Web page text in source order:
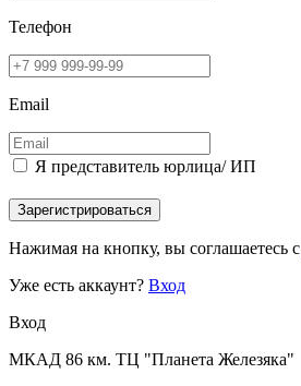
Телефон
Email
Я представитель юрлица/ ИП
Зарегистрироваться
Нажимая на кнопку, вы соглашаетесь с
Уже есть аккаунт? Вход
Вход
МКАД 86 км. ТЦ "Планета Железяка"